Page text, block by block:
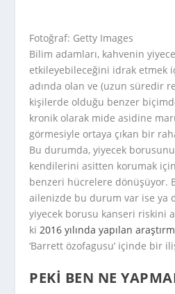
Fotoğraf: Getty Images
Bilim adamları, kahvenin
etkileyebileceğini idrak etmek
adında olan ve (uzun süredir
kişilerde olduğu benzer
kronik olarak mide asidine
görmesiyle ortaya çıkan bir
Bu durumda, yiyecek
kendilerini asitten korumak
benzeri hücrelere dönüşüyor.
ailenizde bu durum var ise ya
yiyecek borusu kanseri riskini
ki2016 yılında yapılan
‘Barrett özofagusu’ içinde bir
PEKI BEN NE